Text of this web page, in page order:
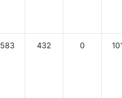
583 432 0